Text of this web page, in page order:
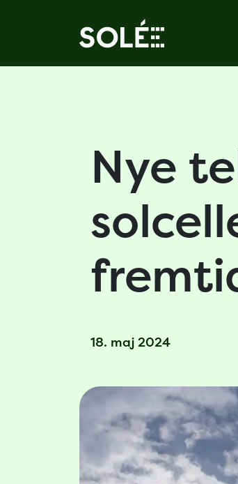
Nye
18. maj 2024